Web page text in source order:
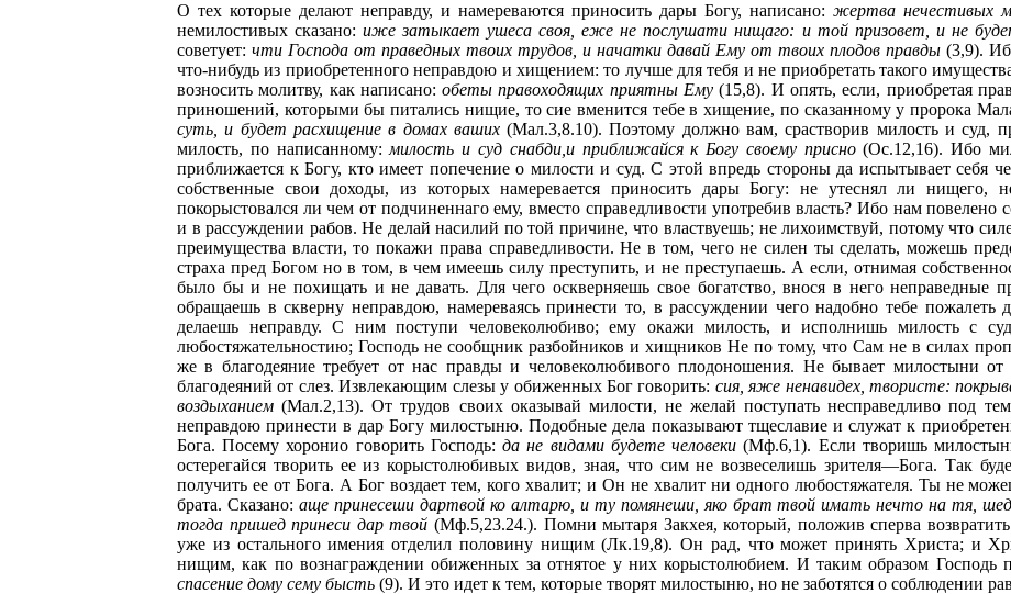
О тех которые делают неправду, и намереваются приносить дары Богу, написано: жертва нечестивых
немилостивых сказано:иже затыкает ушеса своя, еже не послушати нищаго: и той призовет, и не
советует: чти Господа от праведных твоих трудов, и начатки давай Ему от твоих плодов правды (3,9).
что-нибудь из приобретенного неправдою и хищением: то лучше для тебя и не приобретать такого
возносить молитву, как написано:обеты правоходящих приятны Ему (15,8). И опять, если, приобретая
приношений, которыми бы питались нищие, то сие вменится тебе в хищение, по сказанному у пророка
суть, и будет расхищение в домах ваших(Мал.3,8.10). Поэтому должно вам, срастворив милость и суд,
милость, по написанному: милость и суд снабди,и приближайся к Богу своему присно(Ос.12,16). Ибо
приближается к Богу, кто имеет попечение о милости и суд. С этой впредь стороны да испытывает себя
собственные свои доходы, из которых намеревается приносить дары Богу: не утеснял ли нищего,
покорыстовался ли чем от подчиненнаго ему, вместо справедливости употребив власть? Ибо нам повелено
и в рассуждении рабов. Не делай насилий по той причине, что властвуешь; не лихоимствуй, потому что
преимущества власти, то покажи права справедливости. Не в том, чего не силен ты сделать, можешь
страха пред Богом но в том, в чем имеешь силу преступить, и не преступаешь. А если, отнимая
было бы и не похищать и не давать. Для чего оскверняешь свое богатство, внося в него неправедные
обращаешь в скверну неправдою, намереваясь принести то, в рассуждении чего надобно тебе
делаешь неправду. С ним поступи человеколюбиво; ему окажи милость, и исполнишь милость с
любостяжательностию; Господь не сообщник разбойников и хищников Не по тому, что Сам не в силах
же в благодеяние требует от нас правды и человеколюбивого плодоношения. Не бывает милостыни от
благодеяний от слез. Извлекающим слезы у обиженных Бог говорить: сия, яже ненавидех, твористе:
воздыханием (Мал.2,13). От трудов своих оказывай милости, не желай поступать несправедливо под
неправдою принести в дар Богу милостыню. Подобные дела показывают тщеславие и служат к
Бога. Посему хоронио говорить Господь:да не видами будете человеки (Мф.6,1). Если творишь
остерегайся творить ее из корыстолюбивых видов, зная, что сим не возвеселишь зрителя—Бога. Так
получить ее от Бога. А Бог воздает тем, кого хвалит; и Он не хвалит ни одного любостяжателя. Ты не
брата. Сказано: аще принесеши дартвой ко алтарю, и ту помянеши, яко брат твой имать нечто на тя,
тогда пришед принеси дар твой (Мф.5,23.24.). Помни мытаря Закхея, который, положив сперва
уже из остального имения отделил половину нищим (Лк.19,8). Он рад, что может принять Христа; и
нищим, как по вознаграждении обиженных за отнятое у них корыстолюбием. И таким образом Господь
спасение дому сему бысть (9). И это идет к тем, которые творят милостыню, но не заботятся о соблюдении